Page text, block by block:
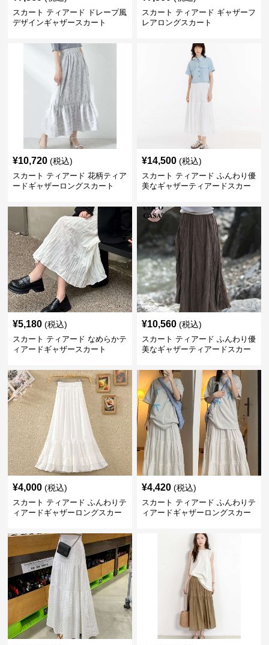
スカート ティアード ドレープ風
デザインギャザースカート
スカート ティアード ギャザーフ
レアロングスカート
¥10,720 (税込)
スカート ティアード 花柄ティア
ードギャザーロングスカート
¥14,500 (税込)
スカート ティアード ふんわり優
美なギャザーティアードスカー
¥5,180 (税込)
スカート ティアード なめらかテ
ィアードギャザースカート
¥10,560 (税込)
スカート ティアード ふんわり優
美なギャザーティアードスカー
¥4,000 (税込)
スカート ティアード ふんわりテ
ィアードギャザーロングスカー
¥4,420 (税込)
スカート ティアード ふんわりテ
ィアードギャザーロングスカー